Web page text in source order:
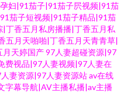
妇|91茄子|91茄子屄视频|91茄
茄子短视频|91茄子精品|91茄
|丁香五月私房播播|丁香五月私
五月天啪啪|丁香五月天青青草|
月天婷国产97人妻超碰资源|97
费视品|97人妻视频|97人妻在
妻资源|97人妻资源站av在线
字幕导航|AV主播私播|av主播